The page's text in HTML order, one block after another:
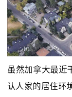
虽然加拿大最近
认人家的居住环